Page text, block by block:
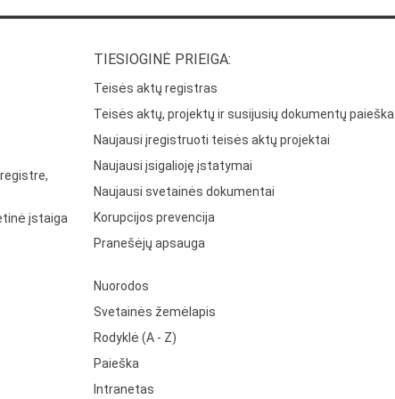
įstaiga
TIESIOGINĖ PRIEIGA:
Teisės aktų registras
Teisės aktų, projektų ir susijusių dokumentų paieška
Naujausi įregistruoti teisės aktų projektai
Naujausi įsigalioję įstatymai
Naujausi svetainės dokumentai
Korupcijos prevencija
Pranešėjų apsauga
Nuorodos
Svetainės žemėlapis
Rodyklė (A - Z)
Paieška
Intranetas